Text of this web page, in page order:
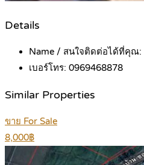
Details
Name / สนใจติดต่อได้ที่คุณ:
เบอร์โทร: 0969468878
Similar Properties
ขาย For Sale
8,000฿